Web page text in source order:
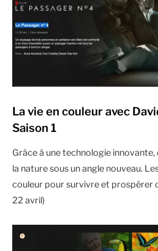
La vie en couleur avec
Saison 1
Grâce à une technologie
la nature sous un angle nouveau.
couleur pour survivre et prospérer
22 avril)